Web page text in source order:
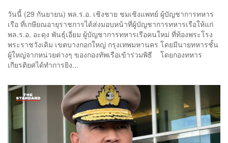
วันนี้ (29 กันยายน) พล.ร.อ. เชิงชาย ชมเชิงแพทย์ ผู้บัญชาการทหาร
เรือ ที่เกษียณอายุราชการได้ส่งมอบหน้าที่ผู้บัญชาการทหารเรือให้แก่
พล.ร.อ. อะดุง พันธุ์เอี่ยม ผู้บัญชาการทหารเรือคนใหม่ ที่ท้องพระโรง
พระราชวังเดิม เขตบางกอกใหญ่ กรุงเทพมหานคร โดยมีนายทหารชั้น
ผู้ใหญ่จากหน่วยต่างๆ ของกองทัพเรือเข้าร่วมพิธี โดยกองทหาร
เกียรติยศได้ทำการยิง...